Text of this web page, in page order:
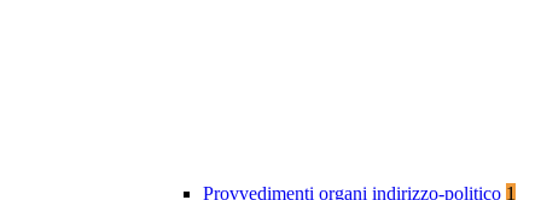
Provvedimenti organi indirizzo-politico 1